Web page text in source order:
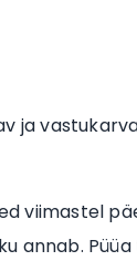
ja
viimastel
annab.